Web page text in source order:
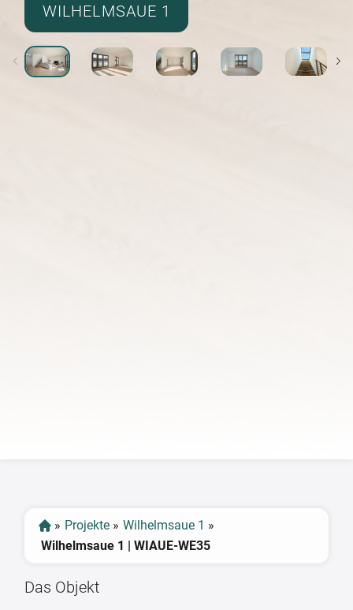
WILHELMSAUE 1
» Projekte » Wilhelmsaue 1 »
Wilhelmsaue 1 | WIAUE-WE35
Das Objekt